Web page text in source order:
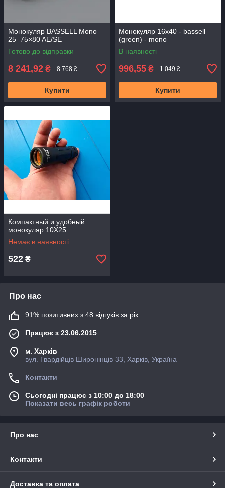
Монокуляр BASSELL Mono
25–75×80 AE/SE
Готово до відправки
8 241,92 ₴ 8 768 ₴
Купити
Монокуляр 16x40 - bassell
(green) - mono
В наявності
996,55 ₴ 1 049 ₴
Купити
Компактный и удобный
монокуляр 10X25
Немає в наявності
522 ₴
Про нас
91% позитивних з 48 відгуків за рік
Працює з 23.06.2015
м. Харків
вул. Гвардійців Широнінців 33, Харків, Україна
Контакти
Сьогодні працює з 10:00 до 18:00
Показати весь графік роботи
Про нас
Контакти
Доставка та оплата